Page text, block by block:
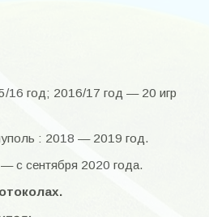
16 год; 2016/17 год — 20 игр
: 2018 — 2019 год.
с сентября 2020 года.